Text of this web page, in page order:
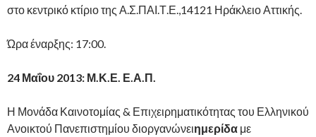
στο κεντρικό κτίριο της Α.Σ.ΠΑΙ.Τ.Ε.,14121 Ηράκλειο Αττικής.
Ώρα έναρξης: 17:00.
24 Μαΐου 2013: Μ.Κ.Ε. Ε.Α.Π.
Η Μονάδα Καινοτομίας & Επιχειρηματικότητας του Ελληνικού
Ανοικτού Πανεπιστημίου διοργανώνειημερίδα με